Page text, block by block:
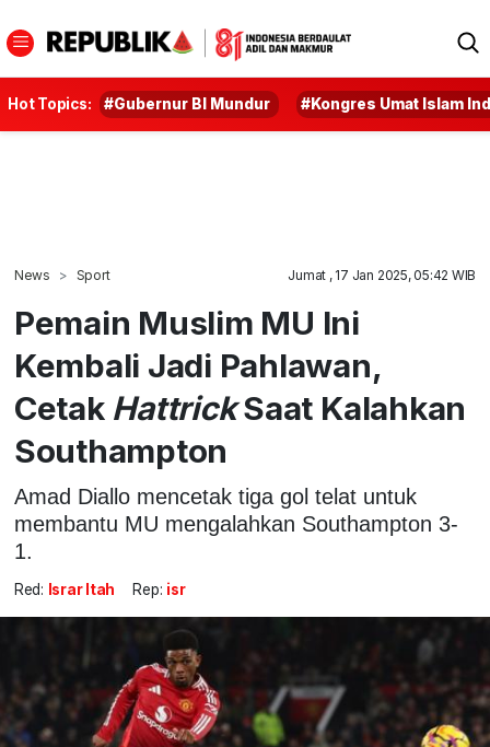
Hot Topics: #Gubernur BI Mundur #Kongres Umat Islam
News Sport Jumat , 17 Jan 2025, 05:42 WIB
Pemain Muslim MU Ini
Kembali Jadi Pahlawan,
Cetak HattrickSaat Kalahkan
Southampton
Amad Diallo mencetak tiga gol telat untuk
membantu MU mengalahkan Southampton 3-
1.
Red: Israr Itah Rep: isr